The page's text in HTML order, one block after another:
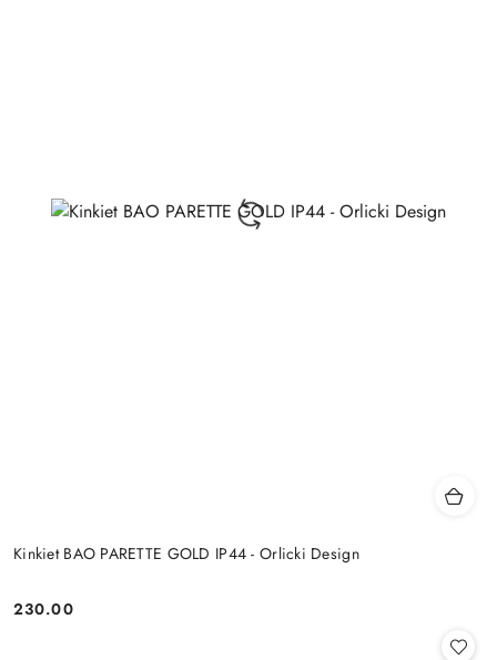
Kinkiet BAO PARETTE GOLD IP44 - Orlicki Design
Cena:
230.00